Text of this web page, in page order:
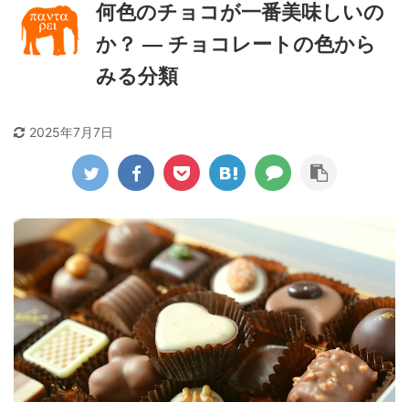
何色のチョコが一番美味しいの
か？ ― チョコレートの色から
みる分類
2025年7月7日